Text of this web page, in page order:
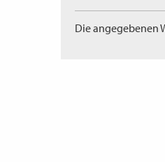
Die angegebenen